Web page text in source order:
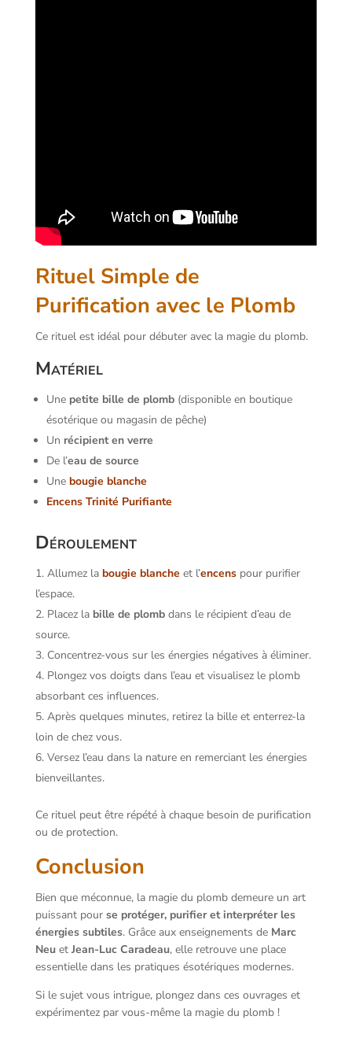
Rituel Simple de
Purification avec le Plomb
Ce rituel est idéal pour débuter avec la magie du plomb.
Matériel
Une petite bille de plomb(disponible en boutique
ésotérique ou magasin de pêche)
Un récipient en verre
De l’eau de source
Une bougie blanche
Encens Trinité Purifiante
Déroulement
Allumez la bougie blancheet l’encenspour purifier
l’espace.
Placez la bille de plombdans le récipient d’eau de
source.
Concentrez-vous sur les énergies négatives à éliminer.
Plongez vos doigts dans l’eau et visualisez le plomb
absorbant ces influences.
Après quelques minutes, retirez la bille et enterrez-la
loin de chez vous.
Versez l’eau dans la nature en remerciant les énergies
bienveillantes.
Ce rituel peut être répété à chaque besoin de purification
ou de protection.
Conclusion
Bien que méconnue, la magie du plomb demeure un art
puissant pour se protéger, purifier et interpréter les
énergies subtiles. Grâce aux enseignements de Marc
Neuet Jean-Luc Caradeau, elle retrouve une place
essentielle dans les pratiques ésotériques modernes.
Si le sujet vous intrigue, plongez dans ces ouvrages et
expérimentez par vous-même la magie du plomb !